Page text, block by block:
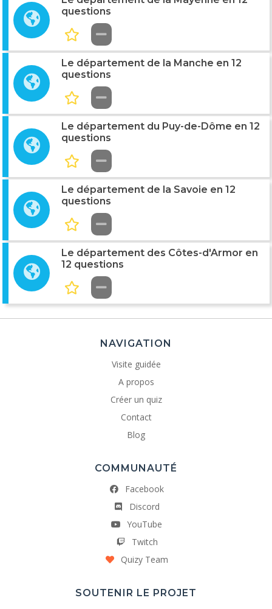
questions
Le département de la Manche en 12
questions
Le département du Puy-de-Dôme en 12
questions
Le département de la Savoie en 12
questions
Le département des Côtes-d'Armor en
12 questions
NAVIGATION
Visite guidée
A propos
Créer un quiz
Contact
Blog
COMMUNAUTÉ
Facebook
Discord
YouTube
Twitch
Quizy Team
SOUTENIR LE PROJET